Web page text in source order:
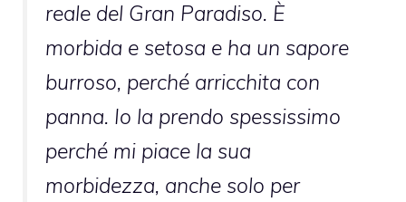
reale del Gran Paradiso. È
morbida e setosa e ha un sapore
burroso, perché arricchita con
panna. Io la prendo spessissimo
perché mi piace la sua
morbidezza, anche solo per